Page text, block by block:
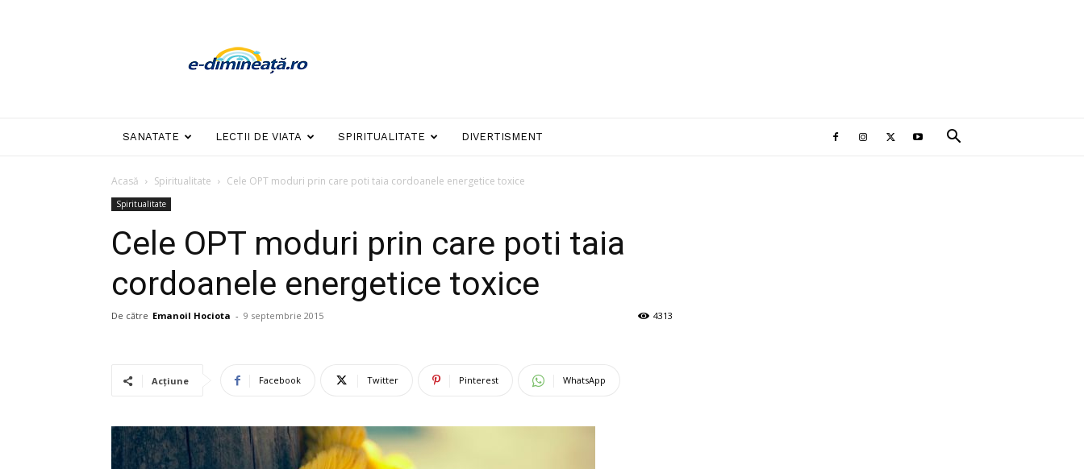
dimineata
SANATATE LECTII DE VIATA SPIRITUALITATE DIVERTISMENT
Acasă Spiritualitate Cele OPT moduri prin care poti taia cordoanele energetice toxice
Spiritualitate
Cele OPT moduri prin care poti taia
cordoanele energetice toxice
De către Emanoil Hociota - 9 septembrie 2015 4313
Acțiune Facebook Twitter Pinterest WhatsApp